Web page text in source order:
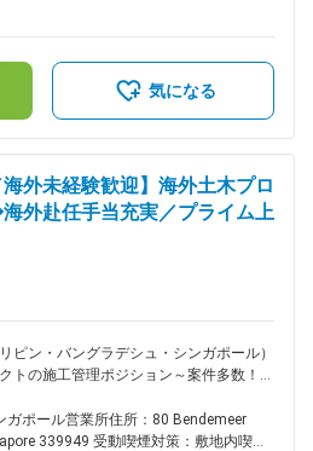
当しており、1～3年かけて施工管理を
＜実績一覧＞
▼北海道の案件： 北
管理業務の補強のための増員募集となり
、トンネルやダム等の多くの工事が稼働
確認ください。 ■ポジションの魅
野で挑戦したい方、又、将来的により大
アアップされたい方はマッチする職場で
な社風と非常に柔軟な働き方が可能で
は発生いたしません。残業時間は30~40
の産育休は100%取得実績があり、男性
る長い歴史と伝統により培われた技術力
らず国外の基盤構築に貢献する数多くの
：1070万／42歳：1150万※地域限定職
年収から7割程度の提示になります。賃
金額であり、選考を通じて上下する可能
気になる
海外未経験歓迎】海外土木プロ
外赴任手当充実／プライム上
ピン・バングラデシュ・シンガポール）
トの施工管理ポジション～案件多数！海
当充実／ ■募集背景： 海外案
南アジア圏の海外工事施工管理をお任せ
ガポール営業所住所：80 Bendemeer
339949 受動喫煙対策：敷地内喫煙